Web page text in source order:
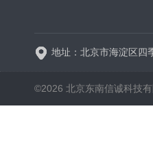
©2026 北京东南信诚科技